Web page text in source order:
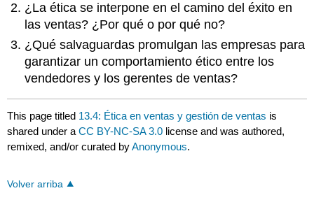
¿La ética se interpone en el camino del éxito en
las ventas? ¿Por qué o por qué no?
¿Qué salvaguardas promulgan las empresas para
garantizar un comportamiento ético entre los
vendedores y los gerentes de ventas?
This page titled 13.4: Ética en ventas y gestión de ventas is
shared under aCC BY-NC-SA 3.0 license and was authored,
remixed, and/or curated byAnonymous.
Volver arriba